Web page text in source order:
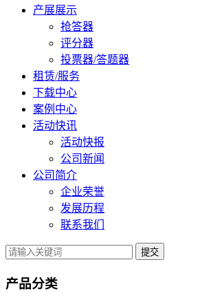
产展展示
抢答器
评分器
投票器/答题器
租赁/服务
下载中心
案例中心
活动快讯
活动快报
公司新闻
公司简介
企业荣誉
发展历程
联系我们
提交
产品分类